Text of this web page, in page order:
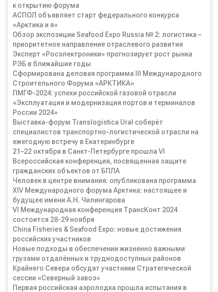
к открытию форума
АСПОЛ объявляет старт федерального конкурса
«Арктика и я»
Обзор экспозиции Seafood Expo Russia № 2: логистика –
приоритетное направление отраслевого развития
Эксперт «Росэлектроники» прогнозирует рост рынка
РЭБ в ближайшие годы
Сформирована деловая программа III Международного
Строительного Форума «АРКТИКА»
ПМГФ-2024: успехи российской газовой отрасли
«Эксплуатация и модернизация портов и терминалов
России 2024»
Выставка-форум Translogistica Ural соберёт
специалистов транспортно-логистической отрасли на
ежегодную встречу в Екатеринбурге
21–22 октября в Санкт-Петербурге прошла VI
Всероссийская конференция, посвященная защите
гражданских объектов от БПЛА
Человек в центре внимания: опубликована программа
XIV Международного форума Арктика: настоящее и
будущее имени А.Н. Чилингарова
VI Международная конференция ТрансКонт 2024
состоится 28-29 ноября
China Fisheries & Seafood Expo: новые достижения
российских участников
Новые подходы в обеспечении жизненно важными
грузами отдалённых и труднодоступных районов
Крайнего Севера обсудят участники Стратегической
сессии «Северный завоз»
Первая российская аэролодка прошла испытания в